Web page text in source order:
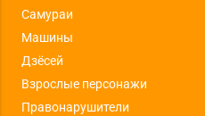
Самураи
Машины
Дзёсей
Взрослые персонажи
Правонарушители